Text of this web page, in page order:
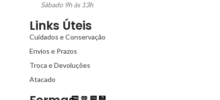
Sábado 9h às 13h
Links Úteis
Cuidados e Conservação
Envios e Prazos
Troca e Devoluções
Atacado